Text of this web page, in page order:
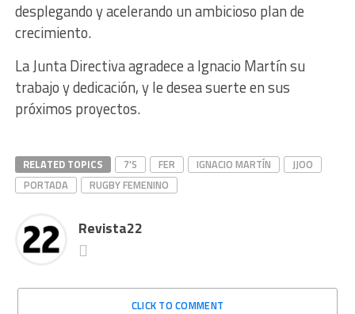
desplegando y acelerando un ambicioso plan de
crecimiento.
La Junta Directiva agradece a Ignacio Martín su
trabajo y dedicación, y le desea suerte en sus
próximos proyectos.
RELATED TOPICS 7'S FER IGNACIO MARTÍN
JJOO
PORTADA
RUGBY FEMENINO
Revista22
CLICK TO COMMENT